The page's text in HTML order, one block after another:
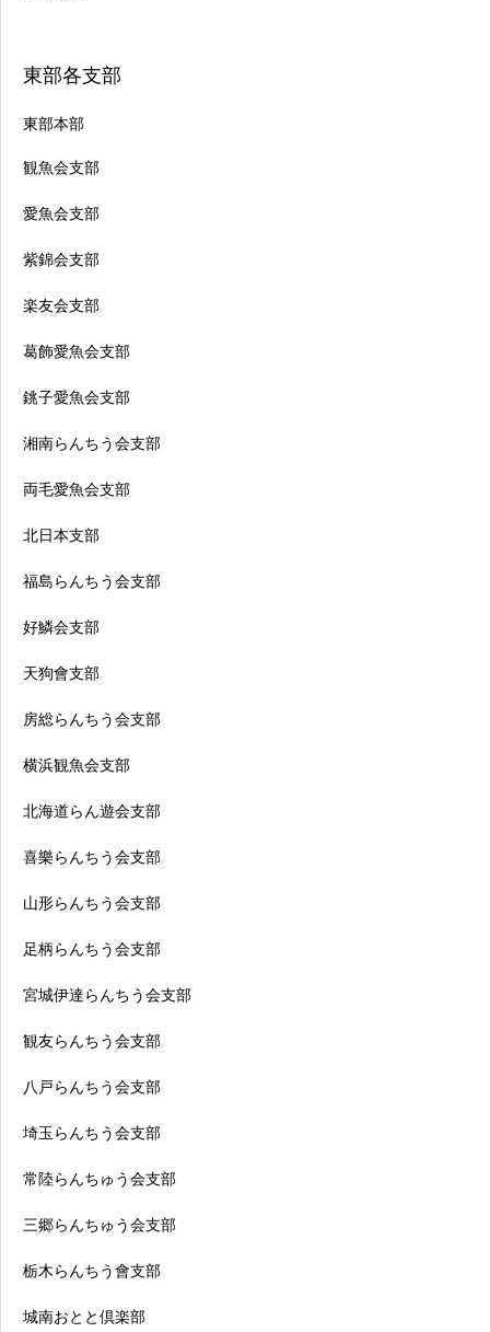
東部各支部
東部本部
観魚会支部
愛魚会支部
紫錦会支部
楽友会支部
葛飾愛魚会支部
銚子愛魚会支部
湘南らんちう会支部
両毛愛魚会支部
北日本支部
福島らんちう会支部
好鱗会支部
天狗會支部
房総らんちう会支部
横浜観魚会支部
北海道らん遊会支部
喜樂らんちう会支部
山形らんちう会支部
足柄らんちう会支部
宮城伊達らんちう会支部
観友らんちう会支部
八戸らんちう会支部
埼玉らんちう会支部
常陸らんちゅう会支部
三郷らんちゅう会支部
栃木らんちう會支部
城南おとと倶楽部